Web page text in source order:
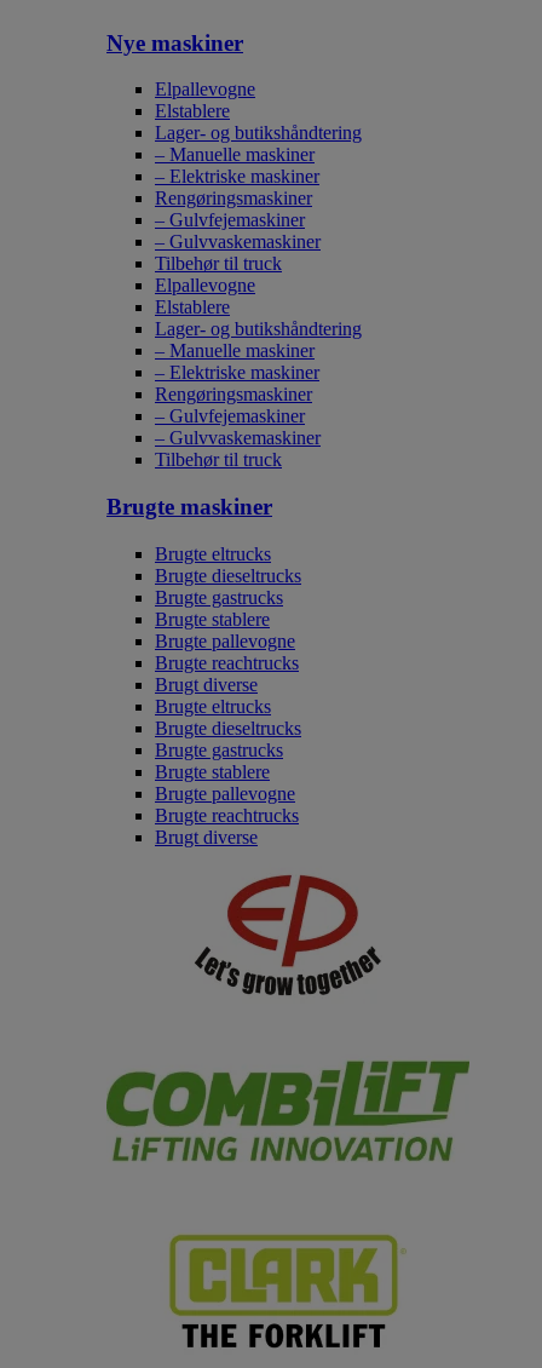
Nye maskiner
Elpallevogne
Elstablere
Lager- og butikshåndtering
– Manuelle maskiner
– Elektriske maskiner
Rengøringsmaskiner
– Gulvfejemaskiner
– Gulvvaskemaskiner
Tilbehør til truck
Elpallevogne
Elstablere
Lager- og butikshåndtering
– Manuelle maskiner
– Elektriske maskiner
Rengøringsmaskiner
– Gulvfejemaskiner
– Gulvvaskemaskiner
Tilbehør til truck
Brugte maskiner
Brugte eltrucks
Brugte dieseltrucks
Brugte gastrucks
Brugte stablere
Brugte pallevogne
Brugte reachtrucks
Brugt diverse
Brugte eltrucks
Brugte dieseltrucks
Brugte gastrucks
Brugte stablere
Brugte pallevogne
Brugte reachtrucks
Brugt diverse